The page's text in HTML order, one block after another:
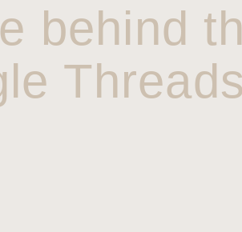
behind